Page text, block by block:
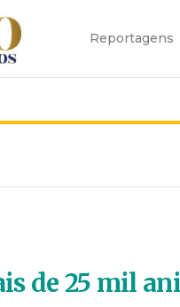
Reportagens
de 25 mil